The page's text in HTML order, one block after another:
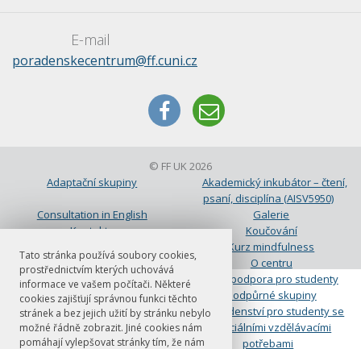
Tato stránka používá soubory cookies,
prostřednictvím kterých uchovává
informace ve vašem počítači. Některé
cookies zajišťují správnou funkci těchto
stránek a bez jejich užití by stránku nebylo
možné řádně zobrazit. Jiné cookies nám
pomáhají vylepšovat stránky tím, že nám
E-mail
poradenskecentrum@ff.cuni.cz
© FF UK 2026
Adaptační skupiny
Akademický inkubátor – čtení,
psaní, disciplína (AISV5950)
Consultation in English
Galerie
Kontakty
Koučování
Kurz mindfulness
Mapa
O centru
Objednání
Peer podpora pro studenty
Podpůrná skupina pro studenty-
rodiče
Podpůrné skupiny
Poradenství pro studenty se
speciálními vzdělávacími
potřebami